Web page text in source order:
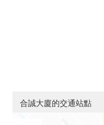
合誠大廈的交通站點